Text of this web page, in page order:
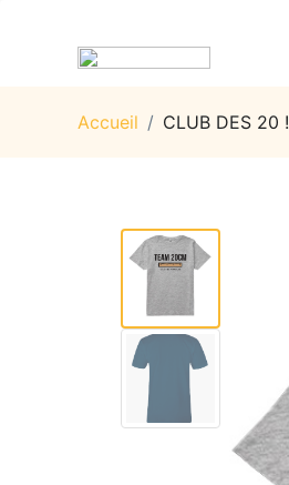
Accueil / CLUB DES 20 !